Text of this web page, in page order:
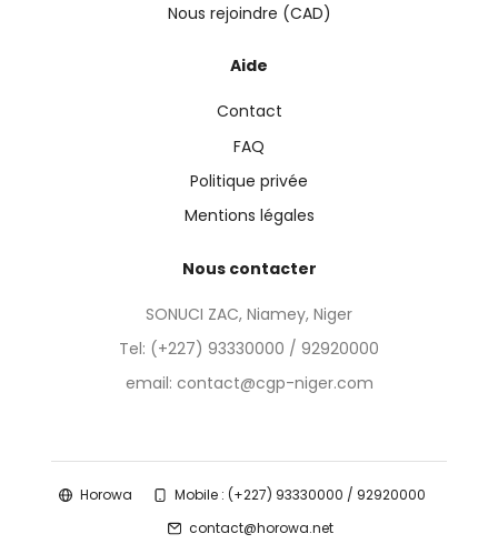
Nous rejoindre (CAD)
Aide
Contact
FAQ
Politique privée
Mentions légales
Nous contacter
SONUCI ZAC, Niamey, Niger
Tel: (+227) 93330000 / 92920000
email: contact@cgp-niger.com
Horowa
Mobile : (+227) 93330000 / 92920000
contact@horowa.net